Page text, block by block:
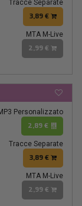
Tracce Separate
3,89 €
MTA M-Live
2,99 €
Personalizzato
2,89 €
Tracce Separate
3,89 €
MTA M-Live
2,99 €